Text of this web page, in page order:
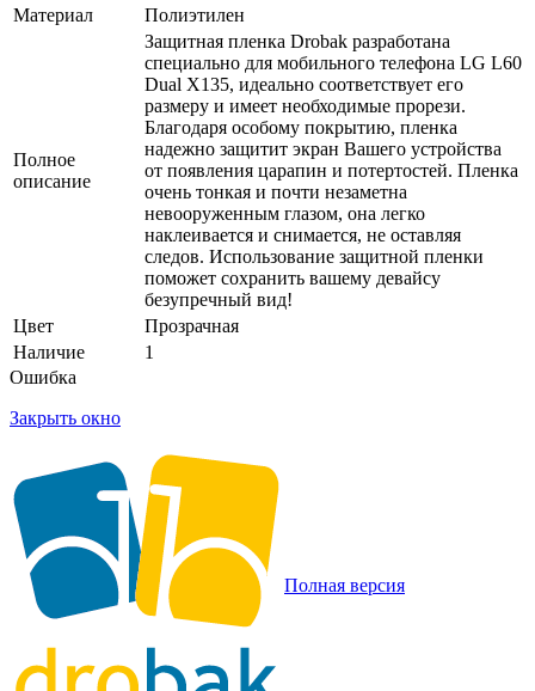
Материал
Полиэтилен
Полное
описание
Защитная пленка Drobak разработана
специально для мобильного телефона LG L60
Dual X135, идеально соответствует его
размеру и имеет необходимые прорези.
Благодаря особому покрытию, пленка
надежно защитит экран Вашего устройства
от появления царапин и потертостей. Пленка
очень тонкая и почти незаметна
невооруженным глазом, она легко
наклеивается и снимается, не оставляя
следов. Использование защитной пленки
поможет сохранить вашему девайсу
безупречный вид!
Цвет
Прозрачная
Наличие
1
Ошибка
Закрыть окно
Полная версия